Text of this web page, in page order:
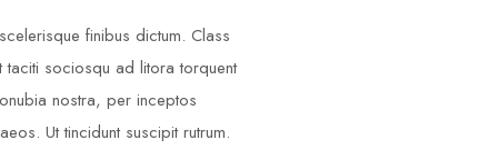
finibus dictum. Class
taciti sociosqu ad litora torquent
nostra, per inceptos
Ut tincidunt suscipit rutrum.